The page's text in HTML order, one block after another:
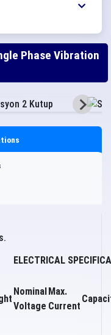
Phase Vibration
ELECTRICAL
Nominal
Voltage
Max.
Current